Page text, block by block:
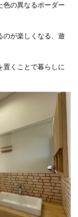
色の異なるボーダー
のが楽しくなる、遊
置くことで暮らしに